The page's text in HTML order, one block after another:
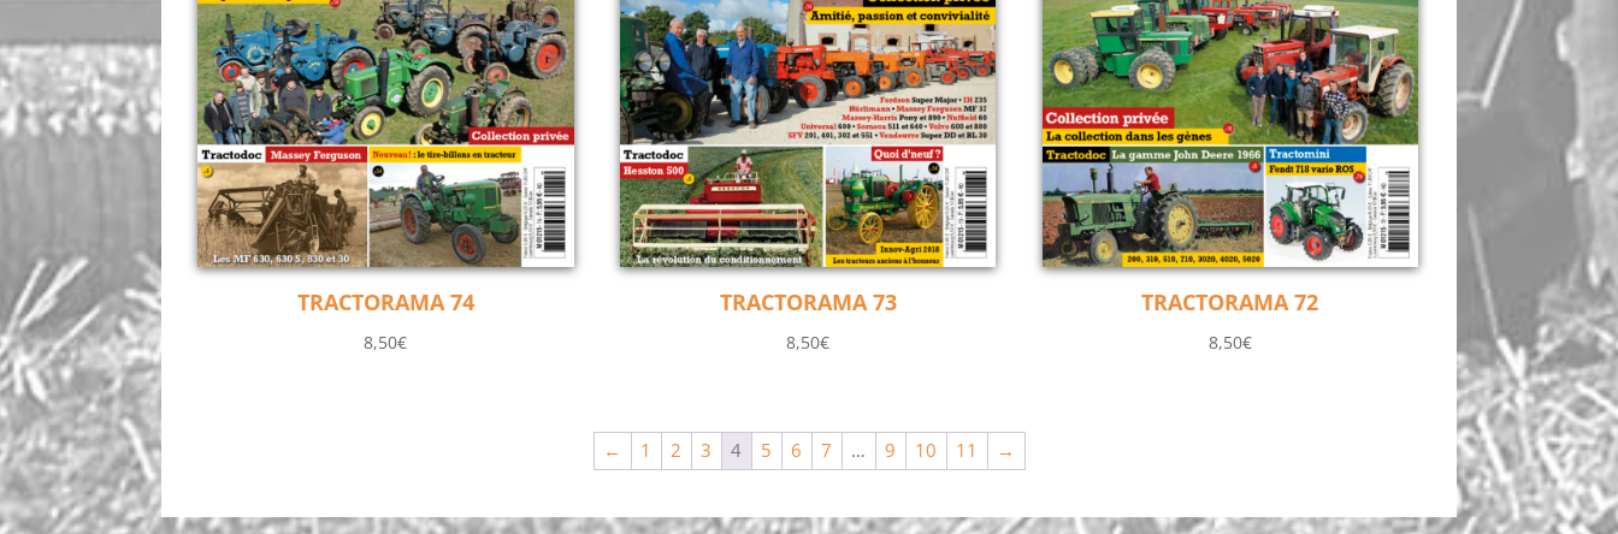
TRACTORAMA 74
8,50€
TRACTORAMA 73
8,50€
TRACTORAMA 72
8,50€
← 1 2 3 4 5 6 7 … 9 10 11 →